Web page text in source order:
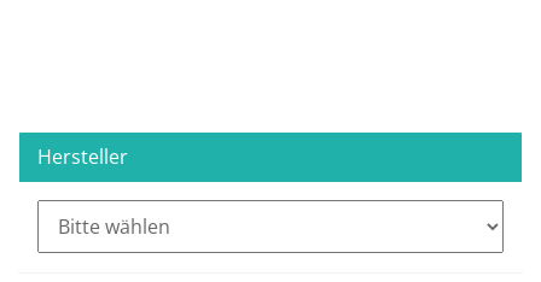
Hersteller